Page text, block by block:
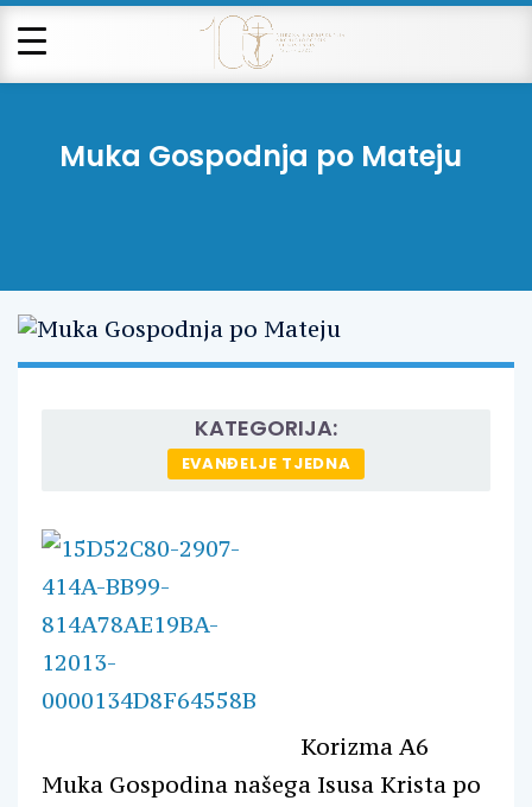
Muka Gospodnja po Mateju
KATEGORIJA:
EVANĐELJE TJEDNA
Korizma A6
Muka Gospodina našega Isusa Krista po